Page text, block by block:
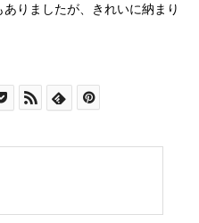
りましたが、きれいに納まり